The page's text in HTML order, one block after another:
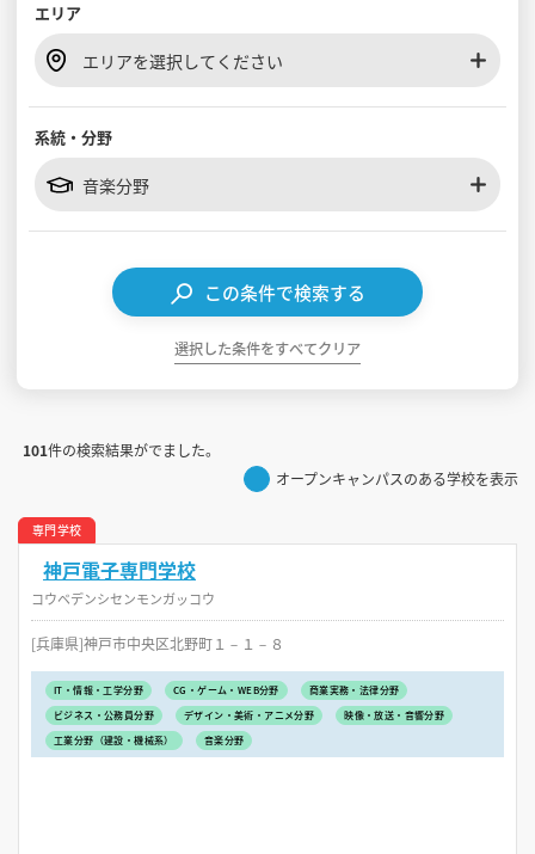
見学会WEB手引書
エリア
エリアを選択してください
系統・分野
音楽分野
この条件で検索する
選択した条件をすべてクリア
101件の検索結果がでました。
オープンキャンパスのある学校を表示
専門学校
神戸電子専門学校
コウベデンシセンモンガッコウ
[兵庫県]神戸市中央区北野町１－１－８
IT・情報・工学分野 CG・ゲーム・WEB分野
商業実務・法律分野
ビジネス・公務員分野
デザイン・美術・アニメ分野
映像・放送・音響分野
工業分野（建設・機械系）
音楽分野